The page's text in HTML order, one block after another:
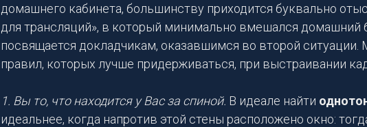
домашнего кабинета, большинству приходится буквально
для трансляций», в который минимально вмешался домашний
посвящается докладчикам, оказавшимся во второй
правил, которых лучше придерживаться, при выстраивании
1. Вы то, что находится у Вас за спиной. В идеале найти
идеальнее, когда напротив этой стены расположено окно: